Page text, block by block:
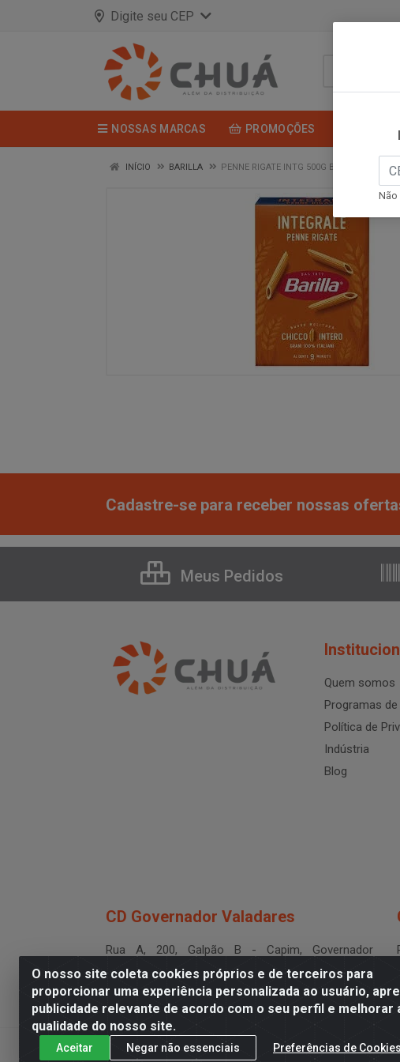
Digite seu CEP
NOSSAS MARCAS PROMOÇÕES
INÍCIO BARILLA PENNE RIGATE INTG 500G BARILLA
O nosso site coleta cookies próprios e de terceiros para
proporcionar uma experiência personalizada ao usuário,
publicidade relevante de acordo com o seu perfil e melhorar
qualidade do nosso site.
Aceitar Negar não essenciais Preferências de Cookies
Cadastre-se para receber nossas
Meus Pedidos
Quem somos
Programas de
Política de
Indústria
Blog
CD Governador Valadares
Rua A, 200, Galpão B - Capim, Governador
Valadares/MG - CEP 35.024-400
CNPJ 19.199.702/0003-36
Não